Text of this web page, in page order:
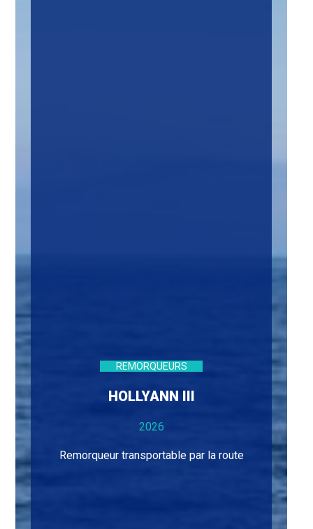
REMORQUEURS
HOLLYANN III
2026
Remorqueur transportable par la route